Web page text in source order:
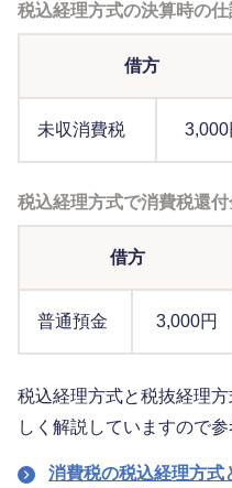
税込経理方式の決算時の仕
借方
未収消費税 3,000
税込経理方式で消費税還
借方
普通預金 3,000円
税込経理方式と税抜経理
しく解説していますので参
消費税の税込経理方式